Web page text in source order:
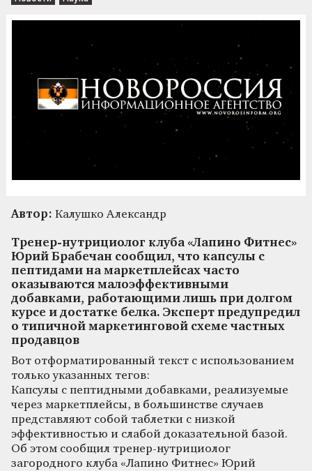
Автор: Калушко Александр
Тренер-нутрициолог клуба «Лапино Фитнес»
Юрий Брабечан сообщил, что капсулы с
пептидами на маркетплейсах часто
оказываются малоэффективными
добавками, работающими лишь при долгом
курсе и достатке белка. Эксперт предупредил
о типичной маркетинговой схеме частных
продавцов
Вот отформатированный текст с использованием
только указанных тегов:
Капсулы с пептидными добавками, реализуемые
через маркетплейсы, в большинстве случаев
представляют собой таблетки с низкой
эффективностью и слабой доказательной базой.
Об этом сообщил тренер-нутрициолог
загородного клуба «Лапино Фитнес» Юрий